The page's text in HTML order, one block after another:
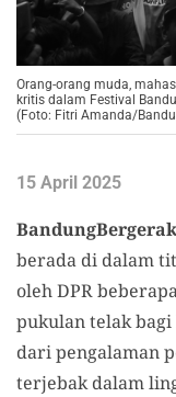
Orang-orang muda,
kritis dalam Festival
(Foto: Fitri Amanda/
15 April 2025
berada di dalam
oleh DPR
pukulan telak
dari pengalaman
terjebak dalam